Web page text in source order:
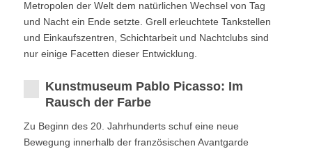
Metropolen der Welt dem natürlichen Wechsel von Tag
und Nacht ein Ende setzte. Grell erleuchtete Tankstellen
und Einkaufszentren, Schichtarbeit und Nachtclubs sind
nur einige Facetten dieser Entwicklung.
Kunstmuseum Pablo Picasso: Im
Rausch der Farbe
Zu Beginn des 20. Jahrhunderts schuf eine neue
Bewegung innerhalb der französischen Avantgarde